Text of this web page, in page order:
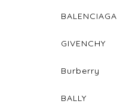
BALENCIAGA
GIVENCHY
Burberry
BALLY